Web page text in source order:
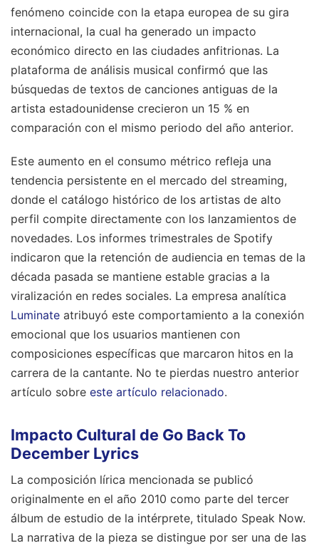
fenómeno coincide con la etapa europea de su gira
internacional, la cual ha generado un impacto
económico directo en las ciudades anfitrionas. La
plataforma de análisis musical confirmó que las
búsquedas de textos de canciones antiguas de la
artista estadounidense crecieron un 15 % en
comparación con el mismo periodo del año anterior.
Este aumento en el consumo métrico refleja una
tendencia persistente en el mercado del streaming,
donde el catálogo histórico de los artistas de alto
perfil compite directamente con los lanzamientos de
novedades. Los informes trimestrales de Spotify
indicaron que la retención de audiencia en temas de la
década pasada se mantiene estable gracias a la
viralización en redes sociales. La empresa analítica
Luminate atribuyó este comportamiento a la conexión
emocional que los usuarios mantienen con
composiciones específicas que marcaron hitos en la
carrera de la cantante. No te pierdas nuestro anterior
artículo sobre este artículo relacionado.
Impacto Cultural de Go Back To
December Lyrics
La composición lírica mencionada se publicó
originalmente en el año 2010 como parte del tercer
álbum de estudio de la intérprete, titulado Speak Now.
La narrativa de la pieza se distingue por ser una de las